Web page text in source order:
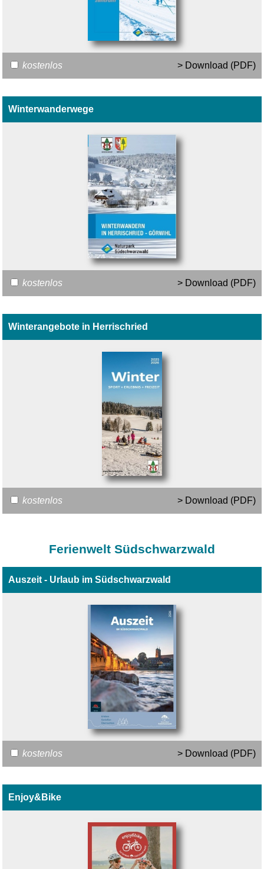
kostenlos > Download (PDF)
Winterwanderwege
kostenlos > Download (PDF)
Winterangebote in Herrischried
kostenlos > Download (PDF)
Ferienwelt Südschwarzwald
Auszeit - Urlaub im Südschwarzwald
kostenlos > Download (PDF)
Enjoy&Bike